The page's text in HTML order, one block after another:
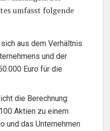
umfasst folgende
aus dem Verhältnis
und der
Euro für die
die Berechnung:
Aktien zu einem
und das Unternehmen